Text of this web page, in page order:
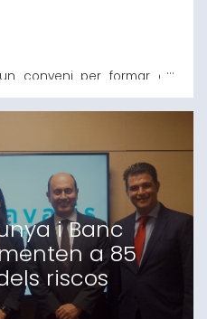
un conveni per formar els
pretén millorar la
Barcelona, 20 de
i Banc
a 85
riscos